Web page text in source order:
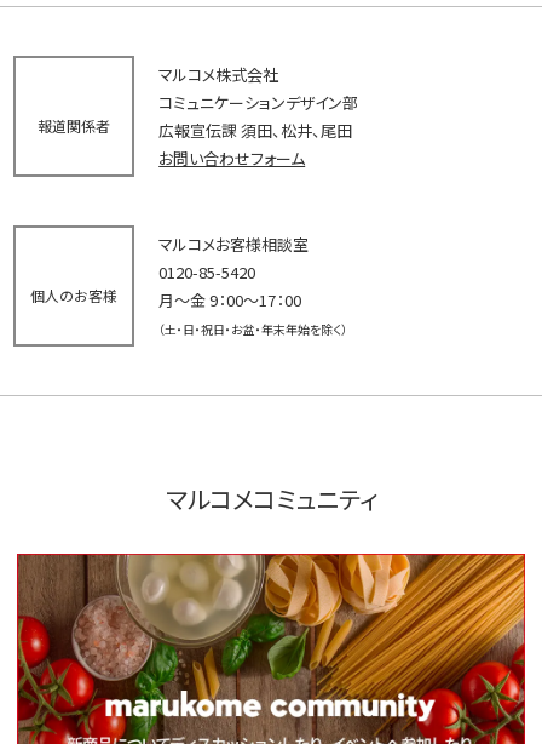
報道関係者
マルコメ株式会社
コミュニケーションデザイン部
広報宣伝課 須田、松井、尾田
お問い合わせフォーム
個人のお客様
マルコメお客様相談室
0120-85-5420
月～金 9：00～17：00
（土・日・祝日・お盆・年末年始を除く）
マルコメコミュニティ